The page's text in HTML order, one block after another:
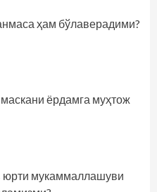
ҳам бўлаверадими?
ёрдамга муҳтож
юрти мукаммаллашуви